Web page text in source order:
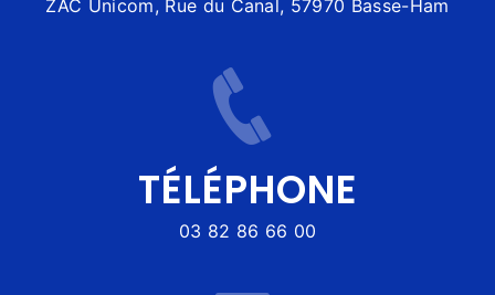
ZAC Unicom, Rue du Canal, 57970 Basse-Ham
TÉLÉPHONE
03 82 86 66 00